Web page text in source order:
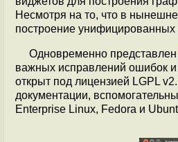
Несмотря на то, что в
построение унифицированных
Одновременно представлен
важных исправлений ошибок
открыт под лицензией LGPL
документации,
Enterprise Linux, Fedora и